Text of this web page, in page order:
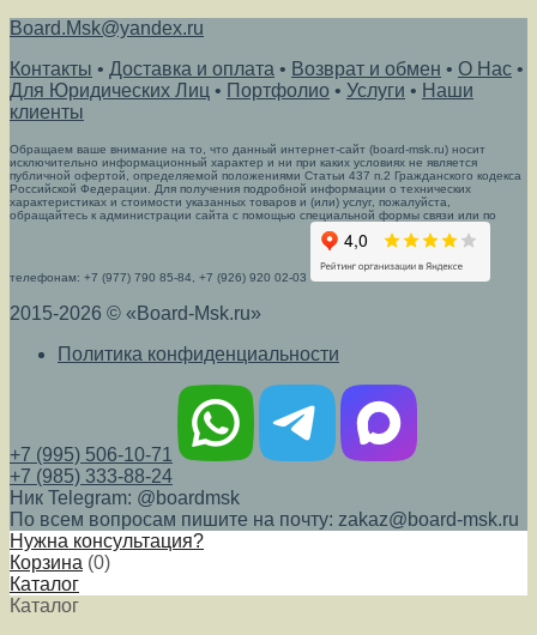
Board.Msk@yandex.ru
Контакты • Доставка и оплата • Возврат и обмен • О Нас •
Для Юридических Лиц • Портфолио • Услуги • Наши
клиенты
Обращаем ваше внимание на то, что данный интернет-сайт (board-msk.ru) носит
исключительно информационный характер и ни при каких условиях не является
публичной офертой, определяемой положениями Статьи 437 п.2 Гражданского кодекса
Российской Федерации. Для получения подробной информации о технических
характеристиках и стоимости указанных товаров и (или) услуг, пожалуйста,
обращайтесь к администрации сайта с помощью специальной формы связи или по
телефонам: +7 (977) 790 85-84, +7 (926) 920 02-03
2015-2026 © «Board-Msk.ru»
Политика конфиденциальности
+7 (995) 506-10-71
+7 (985) 333-88-24
Ник Telegram: @boardmsk
По всем вопросам пишите на почту: zakaz@board-msk.ru
Нужна консультация?
Корзина (0)
Каталог
Каталог